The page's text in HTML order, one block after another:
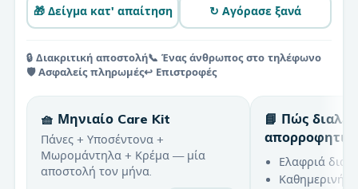
🎁 Δείγμα κατ' απαίτηση ↻ Αγόρασε ξανά
🔒 Διακριτική αποστολή📞 Ένας άνθρωπος στο τηλέφωνο
🛡️ Ασφαλείς πληρωμές↩️ Επιστροφές
🧺 Μηνιαίο Care Kit
Πάνες + Υποσέντονα +
Μωρομάντηλα + Κρέμα — μία
αποστολή τον μήνα.
📘 Πώς
Ελαφριά
Καθημερινή